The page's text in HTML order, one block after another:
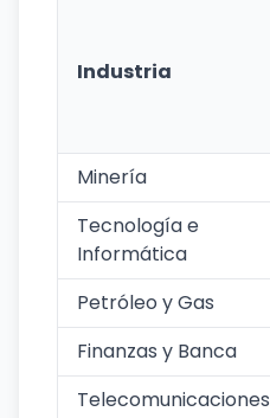
Industria
Minería
Tecnología e
Informática
Petróleo y Gas
Finanzas y Banca
Telecomunicaciones